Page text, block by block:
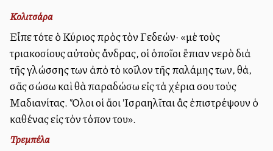
Κολιτσάρα
Εἶπε τότε ὁ Κύριος πρὸς τὸν Γεδεών· «μὲ τοὺς
τριακοσίους αὐτοὺς ἄνδρας, οἱ ὁποῖοι ἔπιαν νερὸ διὰ
τῆς γλώσσης των ἀπὸ τὸ κοῖλον τῆς παλάμης των, θά,
σᾶς σώσω καὶ θὰ παραδώσω εἰς τὰ χέρια σου τοὺς
Μαδιανίτας. Ὅλοι οἱ ἄλλοι Ἰσραηλῖται ἂς ἐπιστρέψουν ὁ
καθένας εἰς τὸν τόπον του».
Τρεμπέλα